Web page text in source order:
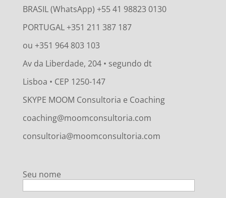
BRASIL (WhatsApp) +55 41 98823 0130
PORTUGAL +351 211 387 187
ou +351 964 803 103
Av da Liberdade, 204 • segundo dt
Lisboa • CEP 1250-147
SKYPE MOOM Consultoria e Coaching
coaching@moomconsultoria.com
consultoria@moomconsultoria.com
Seu nome